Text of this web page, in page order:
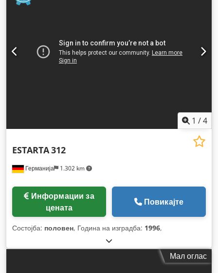
1 /4
Германија 1.302 km
ESTARTA312
цената
Повикајте
Состојба: половен, Година на изградба: 1996,
Мал оглас